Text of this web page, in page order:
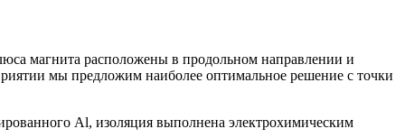
магнита расположены в продольном направлении и
мы предложим наиболее оптимальное решение с точки
Al, изоляция выполнена электрохимическим